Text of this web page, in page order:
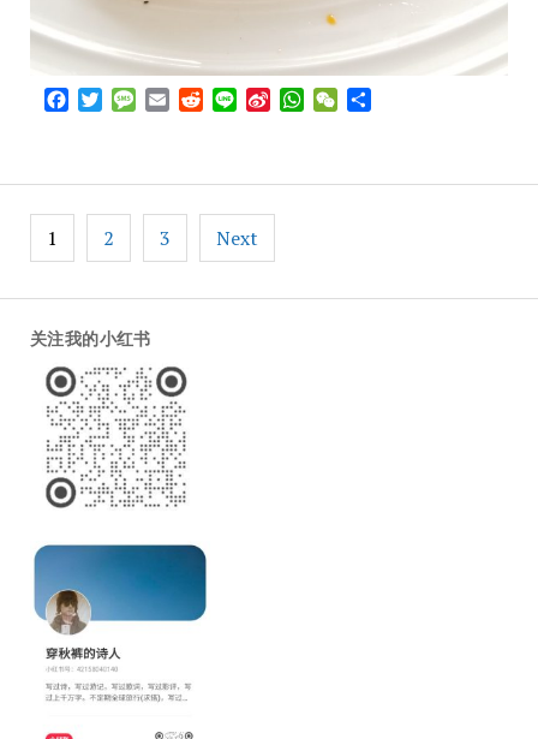
Facebook
TwitterMessageEmailRedditLine Sina WhatsApp
WeChat
Posts
pagination
1 2 3 Next
关注我的小红书